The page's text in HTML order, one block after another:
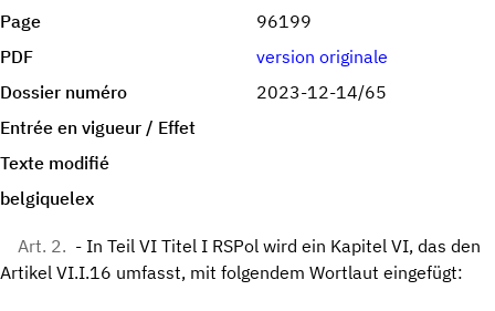
Page
96199
PDF
version originale
Dossier numéro
2023-12-14/65
Entrée en vigueur / Effet
Texte modifié
belgiquelex
Art. 2. - In Teil VI Titel I RSPol wird ein Kapitel VI, das den
Artikel VI.I.16 umfasst, mit folgendem Wortlaut eingefügt: